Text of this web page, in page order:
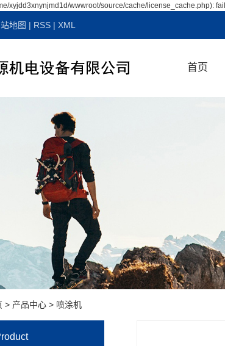
xyjdd3xnynjmd1d/wwwroot/source/cache/license_cache.php):
地图 | RSS | XML
首页
> 产品中心 > 喷涂机